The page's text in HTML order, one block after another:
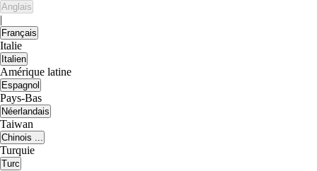
Anglais
|
Français
Italie
Italien
Amérique latine
Espagnol
Pays-Bas
Néerlandais
Taiwan
Chinois ...
Turquie
Turc